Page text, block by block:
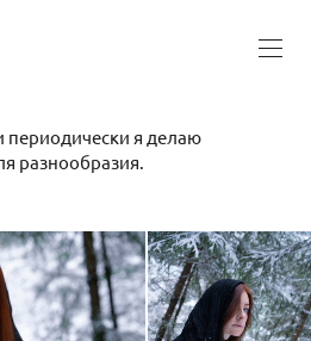
я делаю
разнообразия.